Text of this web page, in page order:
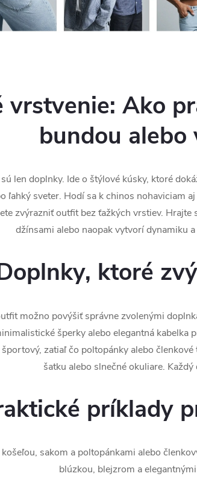
vrstvenie: Ako
bundou alebo
len doplnky. Ide o štýlové kúsky, ktoré
ľahký sveter. Hodí sa k chinos nohaviciam
zvýrazniť outfit bez ťažkých vrstiev.
džínsami alebo naopak vytvorí dynamiku
ktoré
možno povýšiť správne zvolenými
šperky alebo elegantná kabelka
zatiaľ čo poltopánky alebo
šatku alebo slnečné okuliare. Každý
príklady
sakom a poltopánkami alebo
blúzkou, blejzrom a